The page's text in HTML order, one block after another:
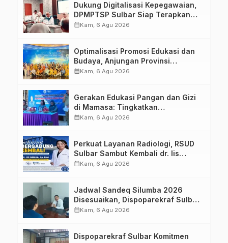
Dukung Digitalisasi Kepegawaian,
DPMPTSP Sulbar Siap Terapkan
Aplikasi FLEKSI ASN
calendar_monthKam, 6 Agu 2026
Optimalisasi Promosi Edukasi dan
Budaya, Anjungan Provinsi
Sulawesi Barat Perkuat Kolaborasi
calendar_monthKam, 6 Agu 2026
Gerakan Edukasi Pangan dan Gizi
di Mamasa: Tingkatkan
Pengetahuan dan Keterampilan
calendar_monthKam, 6 Agu 2026
Perkuat Layanan Radiologi, RSUD
Sulbar Sambut Kembali dr. Iis
Imelda, Sp.Rad
calendar_monthKam, 6 Agu 2026
Jadwal Sandeq Silumba 2026
Disesuaikan, Dispoparekraf Sulbar
Pastikan Persiapan Tetap
calendar_monthKam, 6 Agu 2026
Dispoparekraf Sulbar Komitmen